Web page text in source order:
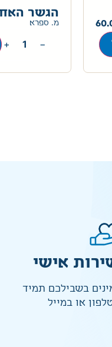
הגשר
מ. ספרא
−
+
אישי
בשבילכם תמיד
או במייל